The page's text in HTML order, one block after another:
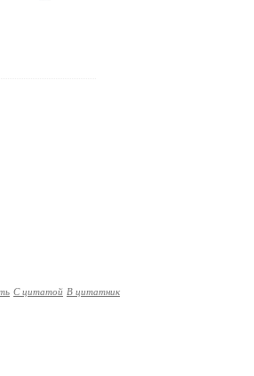
С цитатой В цитатник